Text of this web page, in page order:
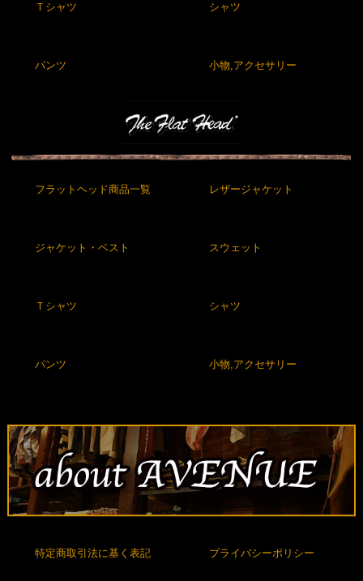
Ｔシャツ シャツ
パンツ 小物,アクセサリー
フラットヘッド商品一覧 レザージャケット
ジャケット・ベスト スウェット
Ｔシャツ シャツ
パンツ 小物,アクセサリー
特定商取引法に基く表記 プライバシーポリシー